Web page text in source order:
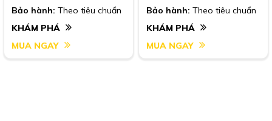
Bảo hành: Theo tiêu chuẩn
KHÁM PHÁ
MUA NGAY
Bảo hành: Theo tiêu chuẩn
KHÁM PHÁ
MUA NGAY